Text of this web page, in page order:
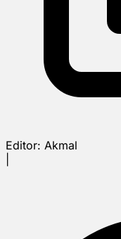
Editor: Akmal